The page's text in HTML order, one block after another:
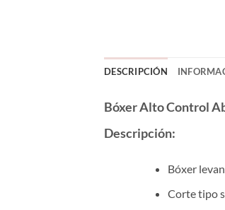
DESCRIPCIÓN
Bóxer Alto Control
Descripción:
Bóxer
Corte tipo